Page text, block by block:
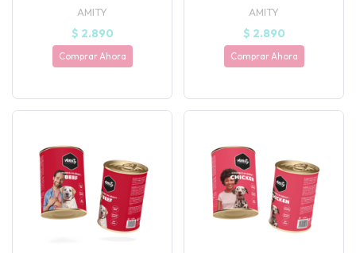
AMITY
$ 2.890
Comprar Ahora
AMITY
$ 2.890
Comprar Ahora